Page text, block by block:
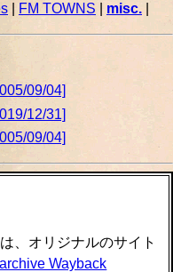
FM TOWNS misc.
09/04]
12/31]
09/04]
、オリジナルのサイト
Wayback